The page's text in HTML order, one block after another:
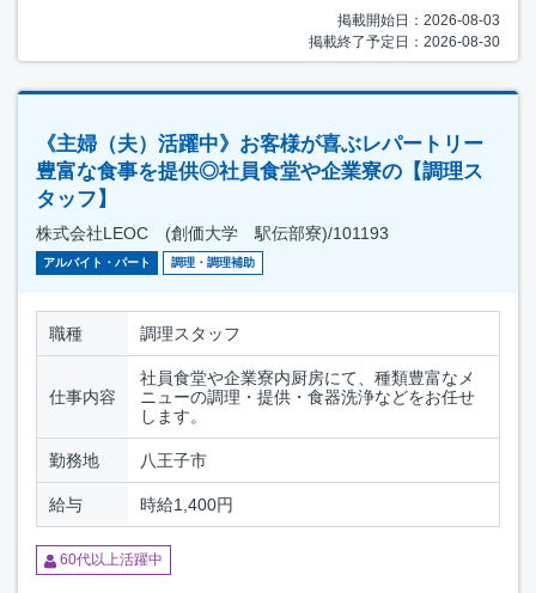
掲載開始日：2026-08-03
掲載終了予定日：2026-08-30
《主婦（夫）活躍中》お客様が喜ぶレパートリー
豊富な食事を提供◎社員食堂や企業寮の【調理ス
タッフ】
株式会社LEOC (創価大学 駅伝部寮)/101193
アルバイト・パート 調理・調理補助
職種 調理スタッフ
仕事内容
社員食堂や企業寮内厨房にて、種類豊富なメ
ニューの調理・提供・食器洗浄などをお任せ
します。
勤務地 八王子市
給与 時給1,400円
60代以上活躍中